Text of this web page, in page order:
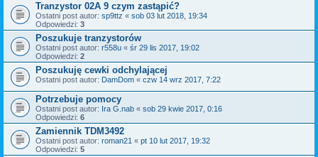
Tranzystor 02A 9 czym zastąpić?
Ostatni post autor: sp9ttz « sob 03 lut 2018, 19:34
Odpowiedzi: 3
Poszukuje tranzystorów
Ostatni post autor: r558u « śr 29 lis 2017, 19:02
Odpowiedzi: 2
Poszukuję cewki odchylającej
Ostatni post autor: DamDom « czw 14 wrz 2017, 7:22
Potrzebuje pomocy
Ostatni post autor: Ira G.nab « sob 29 kwie 2017, 0:16
Odpowiedzi: 6
Zamiennik TDM3492
Ostatni post autor: roman21 « pt 10 lut 2017, 19:32
Odpowiedzi: 5